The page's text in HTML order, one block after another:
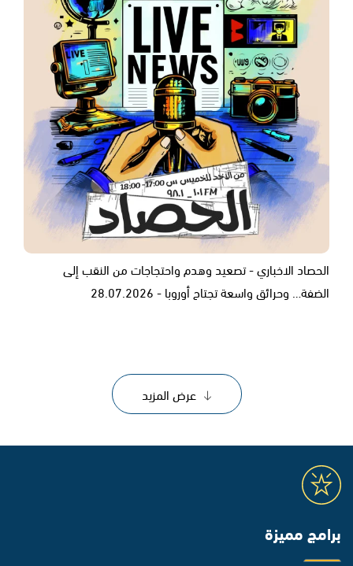
الحصاد الاخباري - تصعيد وهدم واحتجاجات من النقب إلى
الضفة… وحرائق واسعة تجتاح أوروبا - 28.07.2026
عرض المزيد
برامج مميزة